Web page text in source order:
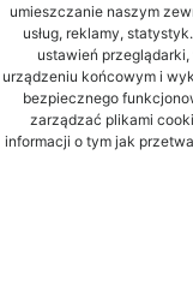
umieszczanie naszym
usług, reklamy,
ustawień
urządzeniu końcowym i
bezpiecznego
zarządzać plikami
informacji o tym jak